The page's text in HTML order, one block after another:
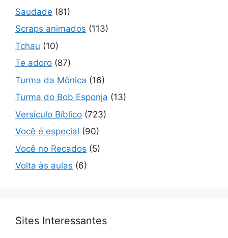
Saudade (81)
Scraps animados (113)
Tchau (10)
Te adoro (87)
Turma da Mônica (16)
Turma do Bob Esponja (13)
Versículo Bíblico (723)
Você é especial (90)
Você no Recados (5)
Volta às aulas (6)
Sites Interessantes